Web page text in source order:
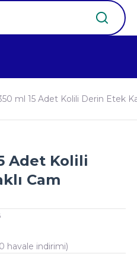
ml 15 Adet Kolili Derin Etek
Adet Kolili
Cam
havale indirimi)